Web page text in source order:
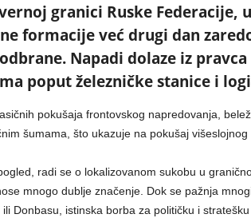
granici Ruske
formacije već drugi dan
Napadi dolaze iz
poput železničke stanice i
pokušaja frontovskog napredovanja,
šumama, što ukazuje na pokušaj
radi se o lokalizovanom sukobu u
mnogo dublje značenje. Dok se pažnja
ili Donbasu, istinska borba za političku i